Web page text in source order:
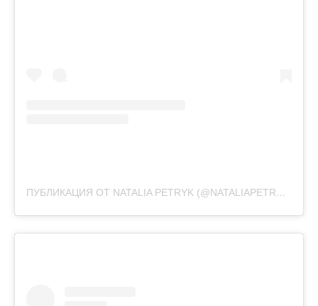
ПУБЛИКАЦИЯ ОТ NATALIA PETRYK (@NATALIAPETRYK)